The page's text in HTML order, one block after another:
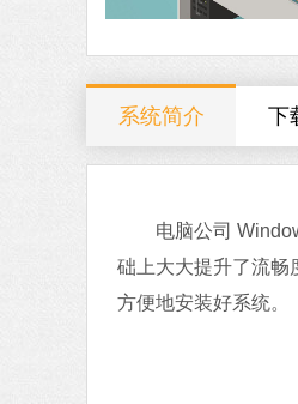
系统简介 下
电脑公司
础上大大提升了流畅
方便地安装好系统。